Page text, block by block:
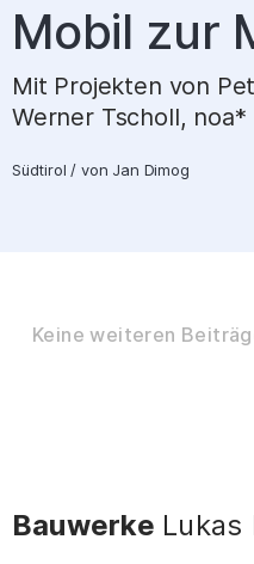
Mobil zur
Mit Projekten von
Werner Tscholl, noa*
Südtirol /von Jan Dimog
Keine weiteren
Bauwerke Lukas